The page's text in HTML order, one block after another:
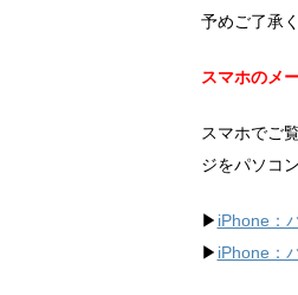
予めご了承
スマホのメ
スマホでご
ジをパソコ
▶︎ iPhone：
▶︎ iPhone：